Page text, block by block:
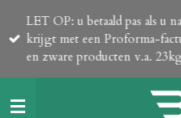
direct
LET OP: u betaald pas als u
krijgt met een Proforma-
en zware producten v.a.